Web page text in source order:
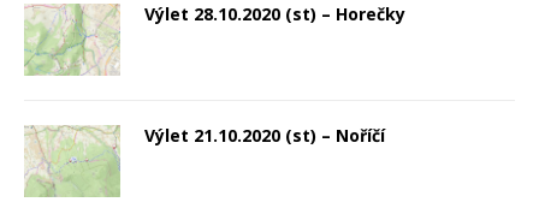
Výlet 28.10.2020 (st) – Horečky
Výlet 21.10.2020 (st) – Noříčí